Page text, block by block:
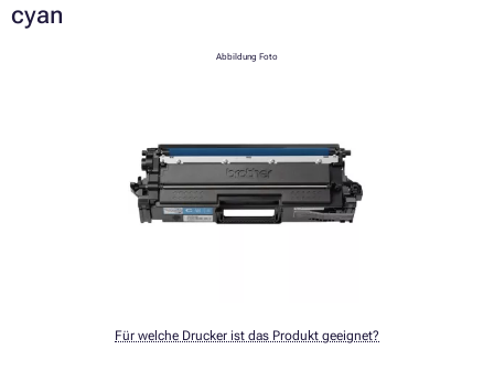
cyan
Abbildung Foto
Für welche Drucker ist das Produkt geeignet?